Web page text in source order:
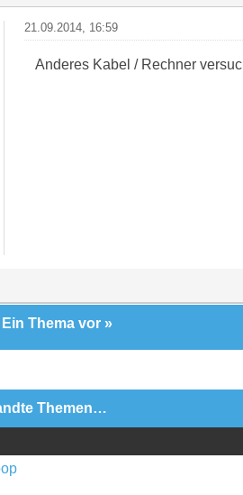
21.09.2014, 16:59
Anderes Kabel / Rechner
Ein Thema vor »
Themen…